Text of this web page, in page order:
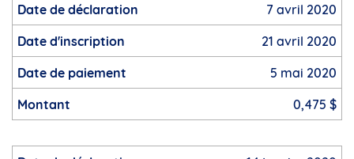
7 avril 2020
21 avril 2020
5 mai 2020
0,475 $